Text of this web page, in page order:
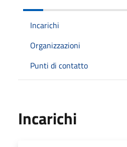
Incarichi
Organizzazioni
Punti di contatto
Incarichi